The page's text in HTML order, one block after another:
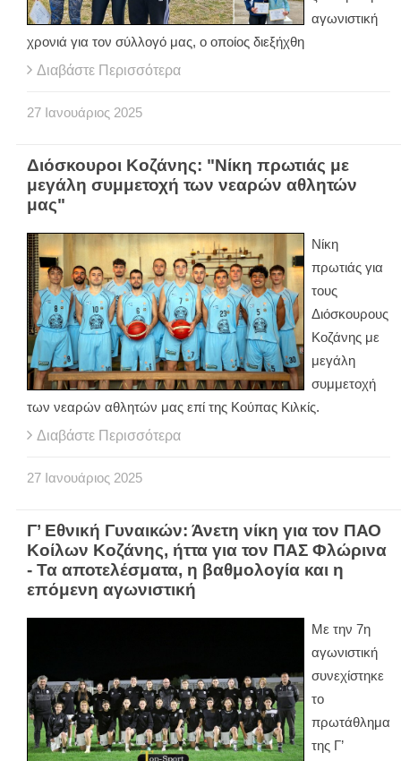
αγωνιστική
χρονιά για τον σύλλογό μας, ο οποίος διεξήχθη
Διαβάστε Περισσότερα
27 Ιανουάριος 2025
Διόσκουροι Κοζάνης: "Νίκη πρωτιάς με
μεγάλη συμμετοχή των νεαρών αθλητών
μας"
Νίκη
πρωτιάς για
τους
Διόσκουρους
Κοζάνης με
μεγάλη
συμμετοχή
των νεαρών αθλητών μας επί της Κούπας Κιλκίς.
Διαβάστε Περισσότερα
27 Ιανουάριος 2025
Γ’ Εθνική Γυναικών: Άνετη νίκη για τον ΠΑΟ
Κοίλων Κοζάνης, ήττα για τον ΠΑΣ Φλώρινα
- Τα αποτελέσματα, η βαθμολογία και η
επόμενη αγωνιστική
Με την 7η
αγωνιστική
συνεχίστηκε
το
πρωτάθλημα
της Γ’